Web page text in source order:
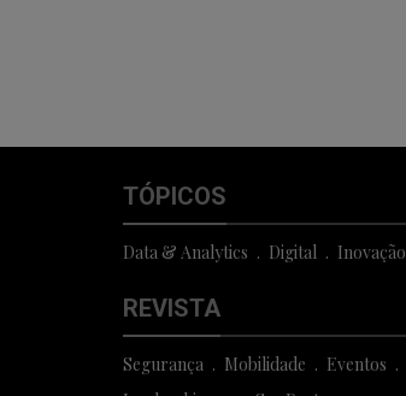
TÓPICOS
Data & Analytics Digital Inovação
REVISTA
Segurança Mobilidade Eventos